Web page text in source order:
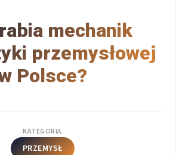
mechanik
przemysłowej
Polsce?
KATEGORIA
PRZEMYSŁ